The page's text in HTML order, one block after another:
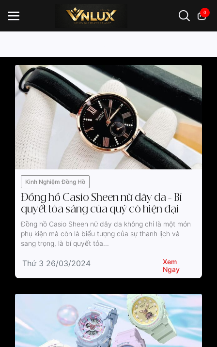
0
Đồng hồ casio đồng hồ G-Shock đồng hồ Orient ...
Kinh Nghiệm Đồng Hồ
Đồng hồ Casio Sheen nữ dây da - Bí
quyết tỏa sáng của quý cô hiện đại
Đồng hồ Casio Sheen nữ dây da không chỉ là một món
phụ kiện mà còn là biểu tượng của sự thanh lịch và
sang trọng, là bí quyết tỏa...
Thứ 3 26/03/2024
Xem
Ngay